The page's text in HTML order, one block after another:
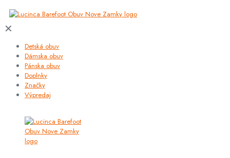
✕
Detská obuv
Dámska obuv
Pánska obuv
Doplnky
Značky
Výpredaj